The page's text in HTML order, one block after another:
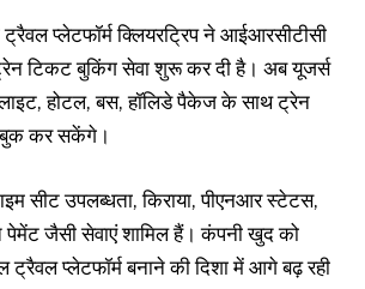
प्लेटफॉर्म क्लियरट्रिप ने आईआरसीटीसी
टिकट बुकिंग सेवा शुरू कर दी है। अब यूजर्स
होटल, बस, हॉलिडे पैकेज के साथ ट्रेन
बुक कर सकेंगे।
सीट उपलब्धता, किराया, पीएनआर स्टेटस,
पेमेंट जैसी सेवाएं शामिल हैं। कंपनी खुद को
ट्रैवल प्लेटफॉर्म बनाने की दिशा में आगे बढ़ रही